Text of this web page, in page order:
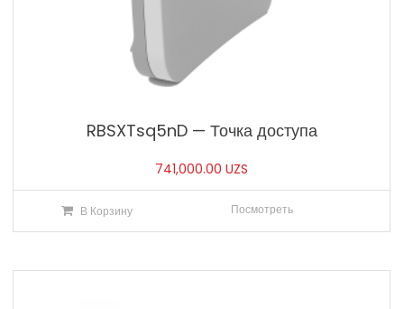
RBSXTsq5nD — Точка доступа
741,000.00UZS
В Корзину Посмотреть